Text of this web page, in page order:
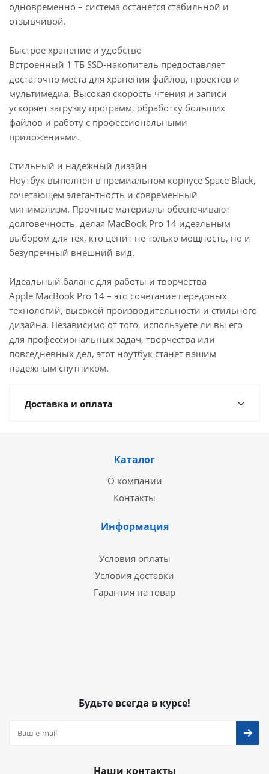
одновременно – система останется стабильной и
отзывчивой.
Быстрое хранение и удобство
Встроенный 1 ТБ SSD-накопитель предоставляет
достаточно места для хранения файлов, проектов и
мультимедиа. Высокая скорость чтения и записи
ускоряет загрузку программ, обработку больших
файлов и работу с профессиональными
приложениями.
Стильный и надежный дизайн
Ноутбук выполнен в премиальном корпусе Space Black,
сочетающем элегантность и современный
минимализм. Прочные материалы обеспечивают
долговечность, делая MacBook Pro 14 идеальным
выбором для тех, кто ценит не только мощность, но и
безупречный внешний вид.
Идеальный баланс для работы и творчества
Apple MacBook Pro 14 – это сочетание передовых
технологий, высокой производительности и стильного
дизайна. Независимо от того, используете ли вы его
для профессиональных задач, творчества или
повседневных дел, этот ноутбук станет вашим
надежным спутником.
Доставка и оплата
Каталог
О компании
Контакты
Информация
Условия оплаты
Условия доставки
Гарантия на товар
Будьте всегда в курсе!
Наши контакты